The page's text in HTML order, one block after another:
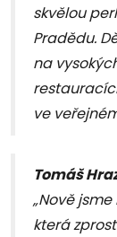
skvělou
Pradědu.
na
ve
Tomáš
„Nově
která